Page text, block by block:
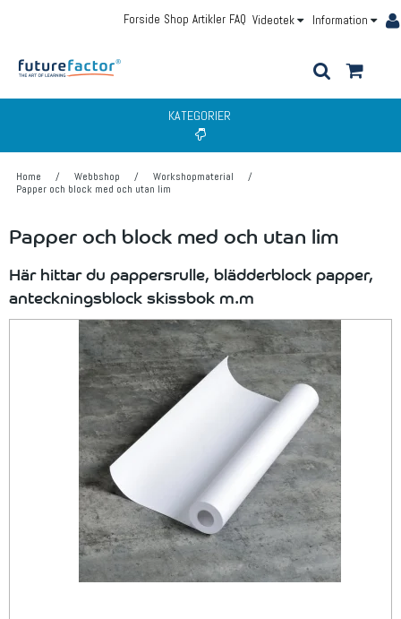
Information
Videotek
FAQ
Artikler
Shop
Forside
KATEGORIER
Home / Webbshop / Workshopmaterial
/
Papper och block med och utan lim
Papper och block med och utan lim
Här hittar du pappersrulle, blädderblock papper,
anteckningsblock skissbok m.m